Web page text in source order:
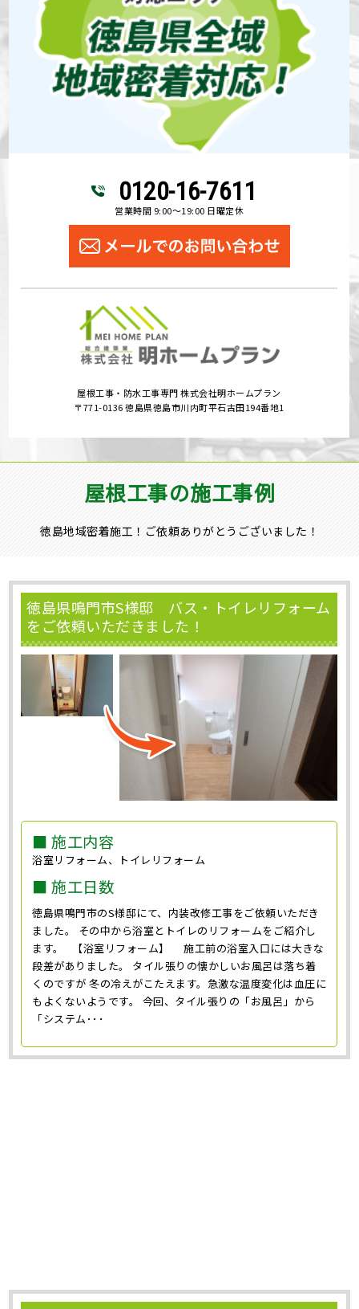
0120-16-7611
営業時間 9:00～19:00 日曜定休
屋根工事・防水工事専門 株式会社明ホームプラン
〒771-0136 徳島県徳島市川内町平石古田194番地1
屋根工事の施工事例
徳島地域密着施工！ご依頼ありがとうございました！
徳島県鳴門市S様邸 バス・トイレリフォーム
をご依頼いただきました！
■ 施工内容
浴室リフォーム、トイレリフォーム
■ 施工日数
徳島県鳴門市のS様邸にて、内装改修工事をご依頼いただき
ました。 その中から浴室とトイレのリフォームをご紹介し
ます。 【浴室リフォーム】 施工前の浴室入口には大きな
段差がありました。 タイル張りの懐かしいお風呂は落ち着
くのですが 冬の冷えがこたえます。急激な温度変化は血圧に
もよくないようです。 今回、タイル張りの「お風呂」から
「システム･･･